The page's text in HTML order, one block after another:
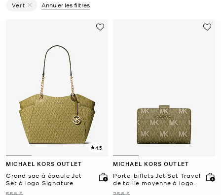
Vert
Annuler les filtres
4.5
MICHAEL KORS OUTLET
Grand sac à épaule Jet
Set à logo Signature
était
558 $
MICHAEL KORS OUTLET
Porte-billets Jet Set Travel
de taille moyenne à logo
Signature
était
258 $